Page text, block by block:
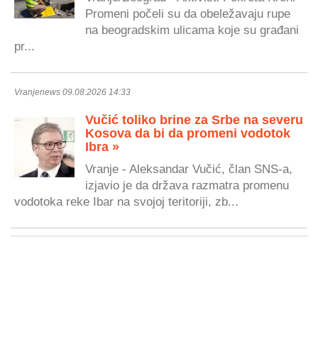
Promeni počeli su da obeležavaju rupe
na beogradskim ulicama koje su građani
pr...
Vranjenews 09.08.2026 14:33
Vučić toliko brine za Srbe na severu
Kosova da bi da promeni vodotok
Ibra »
Vranje - Aleksandar Vučić, član SNS-a,
izjavio je da država razmatra promenu
vodotoka reke Ibar na svojoj teritoriji, zb...